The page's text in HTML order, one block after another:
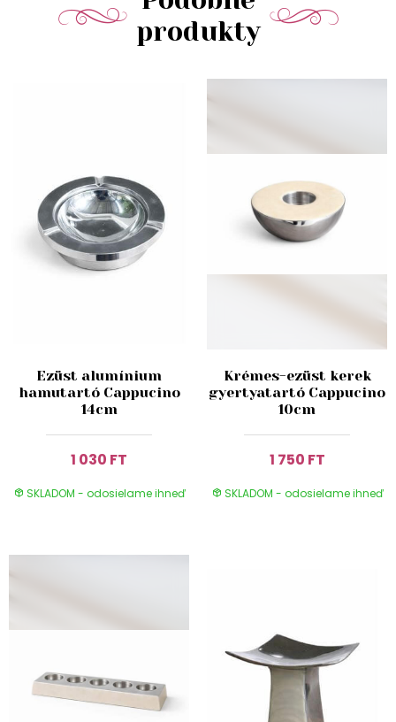
produkty
Ezüst alumínium
hamutartó Cappucino
14cm
1 030 FT
SKLADOM - odosielame ihneď
Krémes-ezüst kerek
gyertyatartó Cappucino
10cm
1 750 FT
SKLADOM - odosielame ihneď